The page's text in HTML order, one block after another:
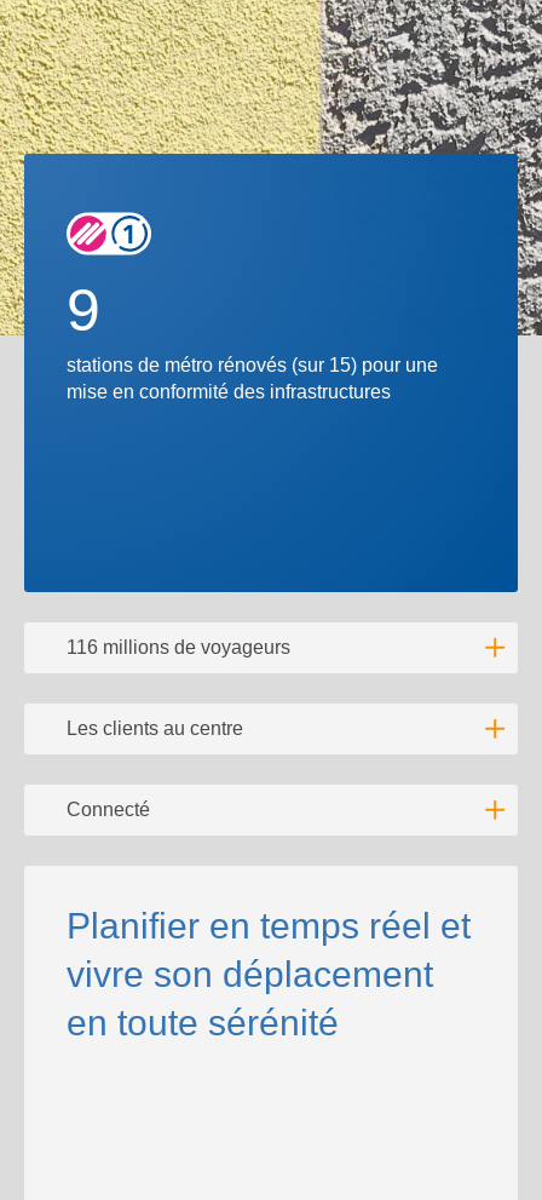
9
stations de métro rénovés (sur 15) pour une
mise en conformité des infrastructures
116 millions de voyageurs
Lire
Les clients au centre
Lire
Connecté
Lire
Planifier en temps réel et
vivre son déplacement
en toute sérénité